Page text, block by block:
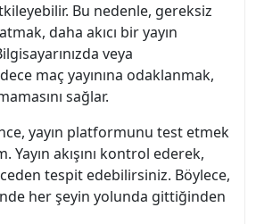
Bu nedenle, gereksiz
daha akıcı bir yayın
veya
maç yayınına odaklanmak,
sağlar.
yayın platformunu test etmek
Yayın akışını kontrol ederek,
tespit edebilirsiniz. Böylece,
her şeyin yolunda gittiğinden